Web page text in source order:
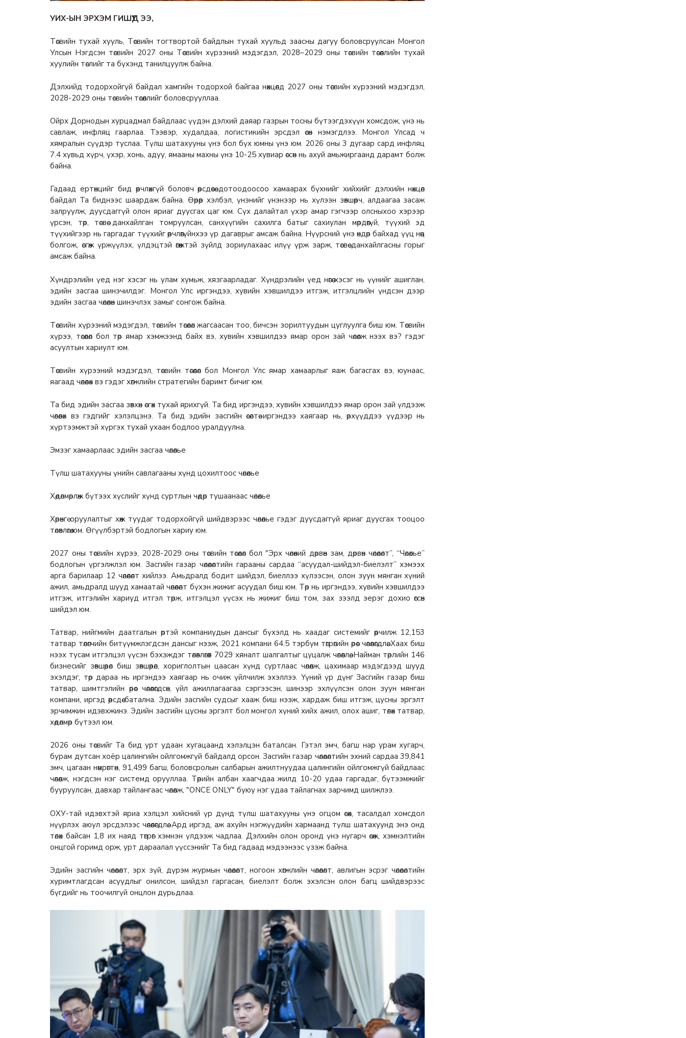
УИХ-ЫН ЭРХЭМ ГИШҮҮД ЭЭ,
Төсвийн тухай хууль, Төсвийн тогтвортой байдлын тухай хуульд заасны дагуу боловсруулсан Монгол
Улсын Нэгдсэн төсвийн 2027 оны Төсвийн хүрээний мэдэгдэл, 2028–2029 оны төсвийн төсөөллийн тухай
хуулийн төслийг та бүхэнд танилцуулж байна.
Дэлхийд тодорхойгүй байдал хамгийн тодорхой байгаа нөхцөлд 2027 оны төсвийн хүрээний мэдэгдэл,
2028-2029 оны төсвийн төсөөллийг боловсрууллаа.
Ойрх Дорнодын хурцадмал байдлаас үүдэн дэлхий даяар газрын тосны бүтээгдэхүүн хомсдож, үнэ нь
савлаж, инфляц гаарлаа. Тээвэр, худалдаа, логистикийн эрсдэл өсөн нэмэгдлээ. Монгол Улсад ч
хямралын сүүдэр туслаа. Түлш шатахууны үнэ бол бүх юмны үнэ юм. 2026 оны 3 дугаар сард инфляц
7.4 хувьд хүрч, үхэр, хонь, адуу, ямааны махны үнэ 10-25 хувиар өссөн нь ахуй амьжиргаанд дарамт болж
байна.
Гадаад ертөнцийг бид өөрчлөхгүй боловч өөрсдөөсөө дотоодоосоо хамаарах бүхнийг хийхийг дэлхийн нөхцөл
байдал Та биднээс шаардаж байна. Өөрөөр хэлбэл, үнэнийг үнэнээр нь хүлээн зөвшөөрч, алдаагаа засаж
залруулж, дуусдаггүй олон яриаг дуусгах цаг юм. Сүх далайтал үхэр амар гэгчээр олсныхоо хэрээр
үрсэн, төр, төсвөө данхайлган томруулсан, санхүүгийн сахилга батыг сахиулан мөрдөөгүй, түүхий эд
түүхийгээр нь гаргадаг түүхийг өөрчлөөгүйнхээ үр дагаврыг амсаж байна. Нүүрсний үнэ өндөр байхад үүц нөөц
болгож, өсгөж үржүүлэх, үлдэцтэй өгөөжтэй зүйлд зориулахаас илүү үрж зарж, төсвөө данхайлгасны горыг
амсаж байна.
Хүндрэлийн үед нэг хэсэг нь улам хумьж, хязгаарладаг. Хүндрэлийн үед нөгөө хэсэг нь үүнийг ашиглан,
эдийн засгаа шинэчилдэг. Монгол Улс иргэндээ, хувийн хэвшилдээ итгэж, итгэлцлийн үндсэн дээр
эдийн засгаа чөлөөлөн шинэчлэх замыг сонгож байна.
Төсвийн хүрээний мэдэгдэл, төсвийн төсөөлөл жагсаасан тоо, бичсэн зорилтуудын цуглуулга биш юм. Төсвийн
хүрээ, төсөөлөл бол төр ямар хэмжээнд байх вэ, хувийн хэвшилдээ ямар орон зай чөлөөлж нээх вэ? гэдэг
асуултын хариулт юм.
Төсвийн хүрээний мэдэгдэл, төсвийн төсөөлөл бол Монгол Улс ямар хамаарлыг яаж багасгах вэ, юунаас,
яагаад чөлөөлөх вэ гэдэг хөгжлийн стратегийн баримт бичиг юм.
Та бид эдийн засгаа зөвхөн өсгөх тухай ярихгүй. Та бид иргэндээ, хувийн хэвшилдээ ямар орон зай үлдээж
чөлөөлөх вэ гэдгийг хэлэлцэнэ. Та бид эдийн засгийн өсөлтөө иргэндээ хаягаар нь, өрхүүддээ үүдээр нь
хүртээмжтэй хүргэх тухай ухаан бодлоо уралдуулна.
Эмзэг хамаарлаас эдийн засгаа чөлөөлье
Түлш шатахууны үнийн савлагааны хүнд цохилтоос чөлөөлье
Хөдөлмөрлөж бүтээх хүслийг хүнд суртлын чөдөр тушаанаас чөлөөлье
Хөрөнгө оруулалтыг хөөж туудаг тодорхойгүй шийдвэрээс чөлөөлье гэдэг дуусдаггүй яриаг дуусгах тооцоо
төлөвлөгөө юм. Өгүүлбэртэй бодлогын хариу юм.
2027 оны төсвийн хүрээ, 2028-2029 оны төсвийн төсөөлөл бол "Эрх чөлөөний дөрвөн зам, дөрвөн чөлөөлөлт”, “Чөлөөлье”
бодлогын үргэлжлэл юм. Засгийн газар чөлөөлөлтийн гарааны сардаа “асуудал-шийдэл-биелэлт” хэмээх
арга барилаар 12 чөлөөлөлт хийлээ. Амьдралд бодит шийдэл, биеллээ хүлээсэн, олон зуун мянган хүний
ажил, амьдралд шууд хамаатай чөлөөлөлт бүхэн жижиг асуудал биш юм. Төр нь иргэндээ, хувийн хэвшилдээ
итгэж, итгэлийн хариуд итгэл төрж, итгэлцэл үүсэх нь жижиг биш том, зах зээлд эерэг дохио өгсөн
шийдэл юм.
Татвар, нийгмийн даатгалын өртэй компаниудын дансыг бүхэлд нь хаадаг системийг өөрчилж 12,153
татвар төлөгчийн битүүмжлэгдсэн дансыг нээж, 2021 компани 64.5 тэрбум төгрөгийн өрөөс чөлөөлөгдлөө. Хаах биш
нээх тусам итгэлцэл үүсэн бэхэждэг төлөвлөгөөт 7029 хяналт шалгалтыг цуцалж чөлөөллөө. Найман төрлийн 146
бизнесийг зөвшөөрөл биш зөвшөөрөл, хориглолтын цаасан хүнд суртлаас чөлөөлж, цахимаар мэдэгдээд шууд
эхэлдэг, төр дараа нь иргэндээ хаягаар нь очиж үйлчилж эхэллээ. Үүний үр дүнг Засгийн газар биш
татвар, шимтгэлийн өрөөс чөлөөлөгдсөн, үйл ажиллагаагаа сэргээсэн, шинээр эхлүүлсэн олон зуун мянган
компани, иргэд өөрсдөө батална. Эдийн засгийн судсыг хааж биш нээж, хардаж биш итгэж, цусны эргэлт
эрчимжин идэвхжинэ. Эдийн засгийн цусны эргэлт бол монгол хүний хийх ажил, олох ашиг, төлөх татвар,
хөдөлмөр бүтээл юм.
2026 оны төсвийг Та бид урт удаан хугацаанд хэлэлцэн баталсан. Гэтэл эмч, багш нар урам хугарч,
бурам дутсан хоёр цалингийн ойлгомжгүй байдалд орсон. Засгийн газар чөлөөлөлтийн эхний сардаа 39,841
эмч, цагаан нөмрөгтөн, 91,499 багш, боловсролын салбарын ажилтнуудаа цалингийн ойлгомжгүй байдлаас
чөлөөлж, нэгдсэн нэг системд орууллаа. Төрийн албан хаагчдаа жилд 10-20 удаа гаргадаг, бүтээмжийг
бууруулсан, давхар тайлангаас чөлөөлж, "ONCE ONLY" буюу нэг удаа тайлагнах зарчимд шилжлээ.
ОХУ-тай идэвхтэй яриа хэлцэл хийсний үр дүнд түлш шатахууны үнэ огцом өсөх, тасалдал хомсдол
нүүрлэх аюул эрсдэлээс чөлөөлөгдлөө. Ард иргэд, аж ахуйн нэгжүүдийн хармаанд түлш шатахуунд энэ онд
төлөх байсан 1,8 их наяд төгрөг хэмнэн үлдээж чадлаа. Дэлхийн олон оронд үнэ нугарч өсөж, хэмнэлтийн
онцгой горимд орж, урт дараалал үүссэнийг Та бид гадаад мэдээнээс үзэж байна.
Эдийн засгийн чөлөөлөлт, эрх зүй, дүрэм журмын чөлөөлөлт, ногоон хөгжлийн чөлөөлөлт, авлигын эсрэг чөлөөлөлтийн
хуримтлагдсан асуудлыг онилсон, шийдэл гаргасан, биелэлт болж эхэлсэн олон багц шийдвэрээс
бүгдийг нь тоочилгүй онцлон дурьдлаа.